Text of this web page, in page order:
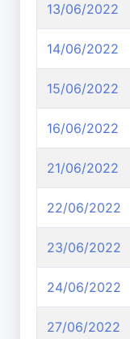
13/06/2022
14/06/2022
15/06/2022
16/06/2022
21/06/2022
22/06/2022
23/06/2022
24/06/2022
27/06/2022